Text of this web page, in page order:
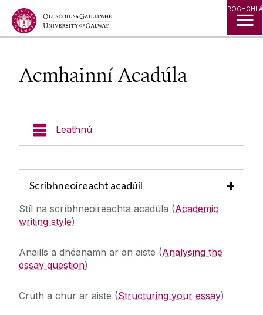
Léim go Ábhar
Acmhainní Acadúla
Leathnú
Conas Clárú
Tacaíocht do Mhic Léinn
Tacaíochtaí Scrúduithe
Teicneolaíocht Chúnta
Disability Access Route to Education (DARE)
Scríbhneoireacht acadúil
Stíl na scríbhneoireachta acadúla (Academic
writing style)
Anailís a dhéanamh ar an aiste (Analysing the
essay question)
Cruth a chur ar aiste (Structuring your essay)